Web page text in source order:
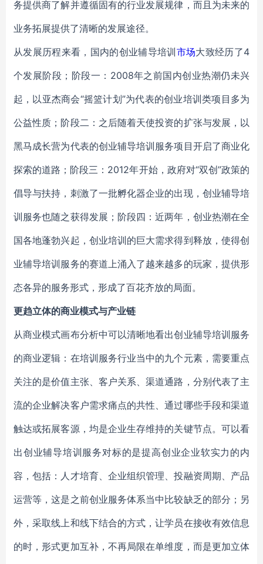
务提供商了解并遵循固有的行业发展规律，而且为未来的
业务拓展提供了清晰的发展途径。
从发展历程来看，国内的创业辅导培训 市场大致经历了4
个发展阶段；阶段一：2008年之前国内创业热潮仍未兴
起，以亚杰商会“摇篮计划”为代表的创业培训类项目多为
公益性质；阶段二：之后随着天使投资的扩张与发展，以
黑马成长营为代表的创业辅导培训服务项目开启了商业化
探索的道路；阶段三：2012年开始，政府对“双创”政策的
倡导与扶持，刺激了一批孵化器企业的出现，创业辅导培
训服务也随之获得发展；阶段四：近两年，创业热潮在全
国各地蓬勃兴起，创业培训的巨大需求得到释放，使得创
业辅导培训服务的赛道上涌入了越来越多的玩家，提供形
态各异的服务形式，形成了百花齐放的局面。
更趋立体的商业模式与产业链
从商业模式画布分析中可以清晰地看出创业辅导培训服务
的商业逻辑：在培训服务行业当中的九个元素，需要重点
关注的是价值主张、客户关系、渠道通路，分别代表了主
流的企业解决客户需求痛点的共性、通过哪些手段和渠道
触达或拓展客源，均是企业生存维持的关键节点。可以看
出创业辅导培训服务对标的是提高创业企业软实力的内
容，包括：人才培育、企业组织管理、投融资周期、产品
运营等，这是之前创业服务体系当中比较缺乏的部分；另
外，采取线上和线下结合的方式，让学员在接收有效信息
的时，形式更加互补，不再局限在单维度，而是更加立体